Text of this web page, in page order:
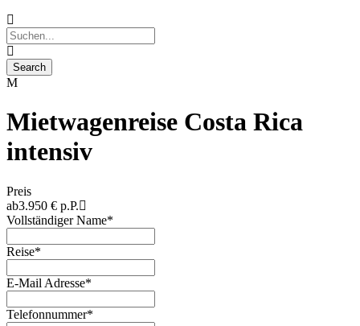
Mietwagenreise Costa Rica
intensiv
Preis
ab3.950 € p.P.
Vollständiger Name*
Reise*
E-Mail Adresse*
Telefonnummer*